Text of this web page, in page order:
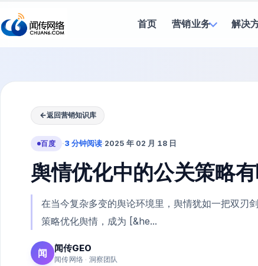
首页 营销业务 解决
←返回营销知识库
百度 ·3 分钟阅读·2025 年 02 月 18 日
舆情优化中的公关策略
在当今复杂多变的舆论环境里，舆情犹如一把双刃
策略优化舆情，成为 [&he...
闻 闻传GEO
闻传网络 · 洞察团队